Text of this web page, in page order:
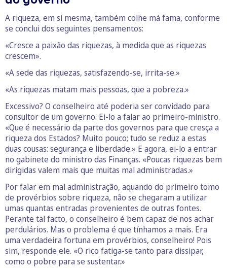
A riqueza, em si mesma, também colhe má fama, conforme
se conclui dos seguintes pensamentos:
«Cresce a paixão das riquezas, à medida que as riquezas
crescem».
«A sede das riquezas, satisfazendo-se, irrita-se.»
«As riquezas matam mais pessoas, que a pobreza.»
Excessivo? O conselheiro até poderia ser convidado para
consultor de um governo. Ei-lo a falar ao primeiro-ministro.
«Que é necessário da parte dos governos para que cresça a
riqueza dos Estados? Muito pouco; tudo se reduz a estas
duas cousas: segurança e liberdade.» E agora, ei-lo a entrar
no gabinete do ministro das Finanças. «Poucas riquezas bem
dirigidas valem mais que muitas mal administradas.»
Por falar em mal administração, aquando do primeiro tomo
de provérbios sobre riqueza, não se chegaram a utilizar
umas quantas entradas provenientes de outras fontes.
Perante tal facto, o conselheiro é bem capaz de nos achar
perdulários. Mas o problema é que tínhamos a mais. Era
uma verdadeira fortuna em provérbios, conselheiro! Pois
sim, responde ele. «O rico fatiga-se tanto para dissipar,
como o pobre para se sustentar.»